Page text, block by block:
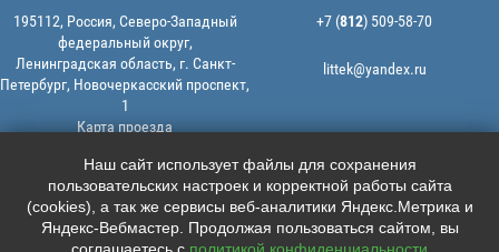
© 2013-2026 | ООО "ЛИТТЕК" -
производство и продажа РТИ
ИНН: 7806523560 | ОГРН:
1147847126162
Политика конфиденциальности |
195112, Россия, Северо-Западный
федеральный округ,
Ленинградская область, г. Санкт-
Петербург, Новочеркасский проспект,
1
Карта проезда
+7 (812) 509-58-70
littek@yandex.ru
Мы в соцсетях:
    
Наш сайт использует файлы для сохранения
пользовательских настроек и корректной работы сайта
(cookies), а так же сервисы веб-аналитики Яндекс.Метрика и
Яндекс-Вебмастер. Продолжая пользоваться сайтом, вы